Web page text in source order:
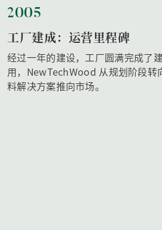
2005
工厂建成：运营里程碑
经过一年的建设，工厂圆满完成了
用，NewTechWood 从规划阶段转
料解决方案推向市场。